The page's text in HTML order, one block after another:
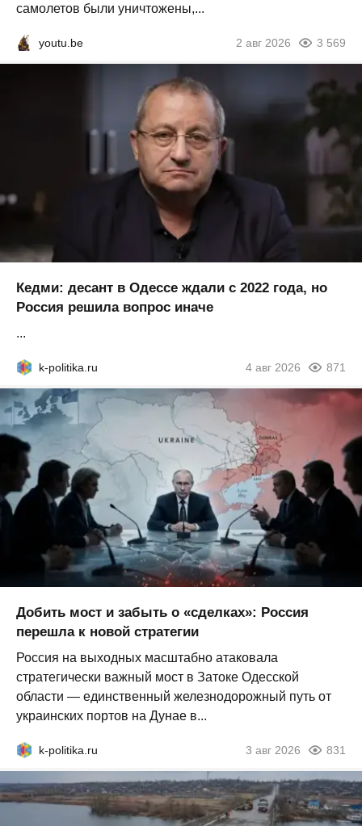
самолетов были уничтожены,...
youtu.be 2 авг 2026 3 569
Кедми: десант в Одессе ждали с 2022 года, но
Россия решила вопрос иначе
...
k-politika.ru 4 авг 2026 871
Добить мост и забыть о «сделках»: Россия
перешла к новой стратегии
Россия на выходных масштабно атаковала
стратегически важный мост в Затоке Одесской
области — единственный железнодорожный путь от
украинских портов на Дунае в...
k-politika.ru 3 авг 2026 831